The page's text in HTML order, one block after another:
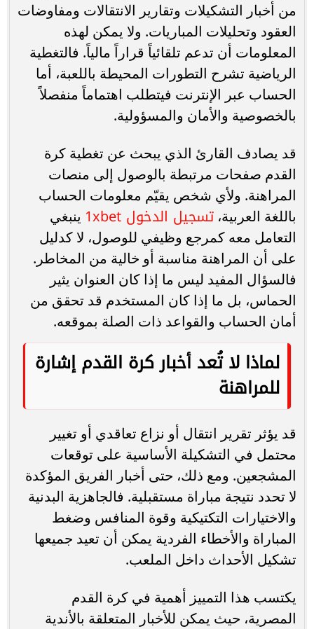
من أخبار التشكيلات وتقارير الانتقالات ومفاوضات
العقود وتحليلات المباريات. ولا يمكن لهذه
المعلومات أن تدعم تلقائياً قراراً مالياً. فالتغطية
الرياضية تشرح التطورات المحيطة باللعبة، أما
الحساب عبر الإنترنت فيتطلب اهتماماً منفصلاً
بالخصوصية والأمان والمسؤولية.
قد يصادف القارئ الذي يبحث عن تغطية كرة
القدم صفحات مرتبطة بالوصول إلى منصات
المراهنة. ولأي شخص يقيّم معلومات الحساب
باللغة العربية، تسجيل الدخول ‎1xbet‎
ينبغي
التعامل معه كمرجع وظيفي للوصول، لا كدليل
على أن المراهنة مناسبة أو خالية من المخاطر.
فالسؤال المفيد ليس ما إذا كان العنوان يثير
الحماس، بل ما إذا كان المستخدم قد تحقق من
أمان الحساب والقواعد ذات الصلة بموقعه.
لماذا لا تُعد أخبار كرة القدم إشارة
للمراهنة
قد يؤثر تقرير انتقال أو نزاع تعاقدي أو تغيير
محتمل في التشكيلة الأساسية على توقعات
المشجعين. ومع ذلك، حتى أخبار الفريق المؤكدة
لا تحدد نتيجة مباراة مستقبلية. فالجاهزية البدنية
والاختيارات التكتيكية وقوة المنافس وضغط
المباراة والأخطاء الفردية يمكن أن تعيد جميعها
تشكيل الأحداث داخل الملعب.
يكتسب هذا التمييز أهمية في كرة القدم
المصرية، حيث يمكن للأخبار المتعلقة بالأندية